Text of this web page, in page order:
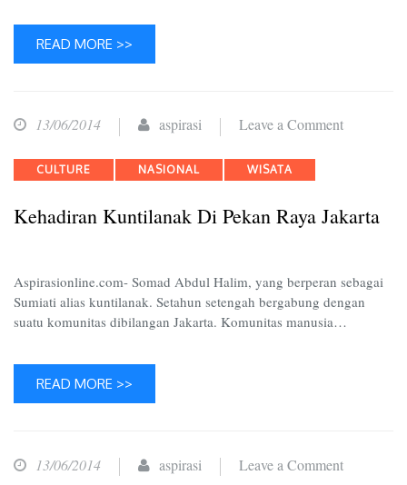
READ MORE >>
13/06/2014 aspirasi Leave a Commenton
Pekan
Jakarta
Categories
CULTURE NASIONAL WISATA
Kehadiran Kuntilanak Di Pekan Raya Jakarta
Aspirasionline.com- Somad Abdul Halim, yang berperan sebagai
Sumiati alias kuntilanak. Setahun setengah bergabung dengan
suatu komunitas dibilangan Jakarta. Komunitas manusia…
READ MORE >>
13/06/2014 aspirasi Leave a Commenton